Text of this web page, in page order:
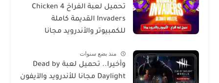
تحميل لعبة الفراخ 4 Chicken
Invaders القديمة كاملة
للكمبيوتر والأندرويد مجانا
منذ بضع سنوات
وأخيرا.. تحميل لعبة Dead by
Daylight مجانا للأندرويد والآيفون